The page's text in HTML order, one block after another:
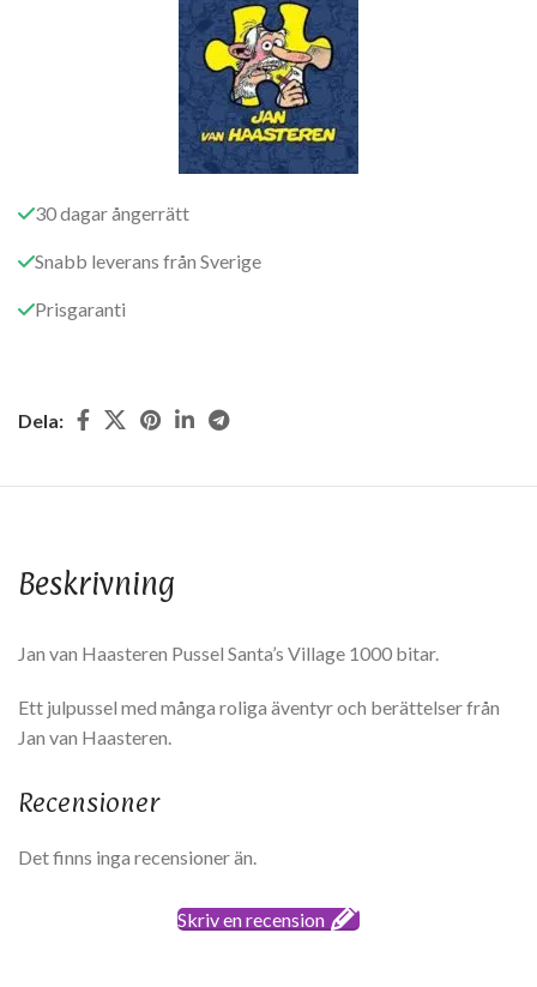
30 dagar ångerrätt
Snabb leverans från Sverige
Prisgaranti
Dela:
Beskrivning
Jan van Haasteren Pussel Santa’s Village 1000 bitar.
Ett julpussel med många roliga äventyr och berättelser från
Jan van Haasteren.
Recensioner
Det finns inga recensioner än.
Skriv en recension